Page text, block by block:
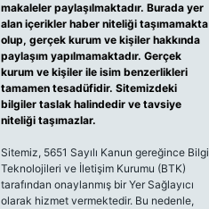
makaleler paylaşılmaktadır. Burada yer
alan içerikler haber niteliği taşımamakta
olup, gerçek kurum ve kişiler hakkında
paylaşım yapılmamaktadır. Gerçek
kurum ve kişiler ile isim benzerlikleri
tamamen tesadüfidir. Sitemizdeki
bilgiler taslak halindedir ve tavsiye
niteliği taşımazlar.
Sitemiz, 5651 Sayılı Kanun gereğince Bilgi
Teknolojileri ve İletişim Kurumu (BTK)
tarafından onaylanmış bir Yer Sağlayıcı
olarak hizmet vermektedir. Bu nedenle,